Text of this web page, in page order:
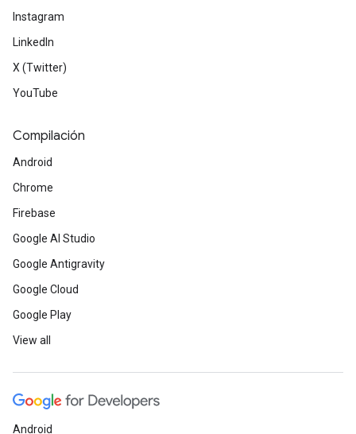
Instagram
LinkedIn
X (Twitter)
YouTube
Compilación
Android
Chrome
Firebase
Google AI Studio
Google Antigravity
Google Cloud
Google Play
View all
Android